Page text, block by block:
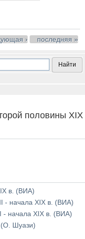
von Ullmann
› последняя »
половины XIX
в. (ВИА)
- начала XIX в. (ВИА)
- начала XIX в. (ВИА)
(О. Шуази)